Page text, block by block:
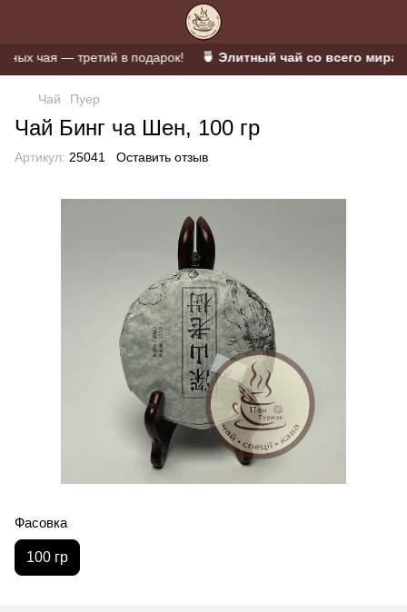
чая — третий в подарок! 🍵 Элитный чай со всего мира
Чай Пуер
Чай Бинг ча Шен, 100 гр
Артикул: 25041 Оставить отзыв
Фасовка
100 гр